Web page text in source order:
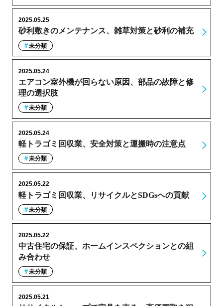
砂利敷きのメンテナンス、雑草対策と砂利の補充
2025.05.25
未分類
エアコン室外機が回らない原因、部品の故障と修
理の選択肢
2025.05.24
未分類
軽トラゴミ回収業、安全対策と運搬時の注意点
2025.05.24
未分類
軽トラゴミ回収業、リサイクルとSDGsへの貢献
2025.05.22
未分類
中古住宅の保証、ホームインスペクションとの組
み合わせ
2025.05.22
未分類
2025.05.21